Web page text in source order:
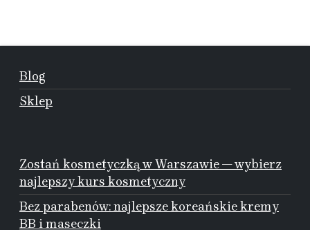
Blog
Sklep
Zostań kosmetyczką w Warszawie — wybierz
najlepszy kurs kosmetyczny
Bez parabenów: najlepsze koreańskie kremy
BB i maseczki